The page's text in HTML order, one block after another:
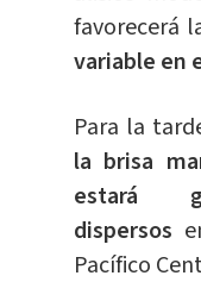
favorecerá
variable en
Para la
la brisa
estará
dispersos
Pacífico